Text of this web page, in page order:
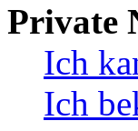
Private
Ich
Ich